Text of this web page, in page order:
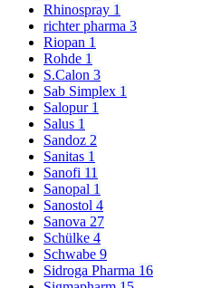
Rhinospray 1
richter pharma 3
Riopan 1
Rohde 1
S.Calon 3
Sab Simplex 1
Salopur 1
Salus 1
Sandoz 2
Sanitas 1
Sanofi 11
Sanopal 1
Sanostol 4
Sanova 27
Schülke 4
Schwabe 9
Sidroga Pharma 16